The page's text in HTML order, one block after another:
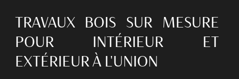
TRAVAUX BOIS SUR MESURE
POUR INTÉRIEUR ET
EXTÉRIEUR À L'UNION